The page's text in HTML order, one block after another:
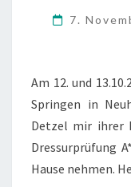
7.
Am 12. und
Springen in
Detzel mir ihrer
Dressurprüfung
Hause nehmen.